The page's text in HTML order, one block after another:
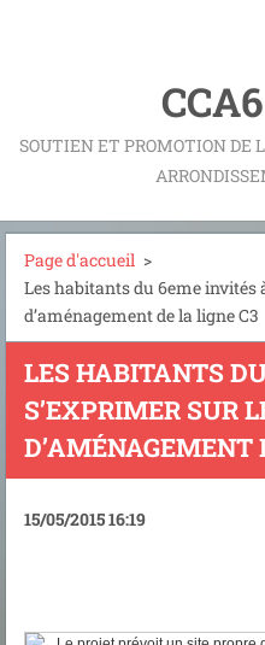
SOUTIEN ET PROMOTION DE
Page d'accueil >
Les habitants du 6eme invités
d’aménagement de la ligne C3
LES HABITANTS
S’EXPRIMER SUR
D’AMÉNAGEMENT
15/05/2015 16:19